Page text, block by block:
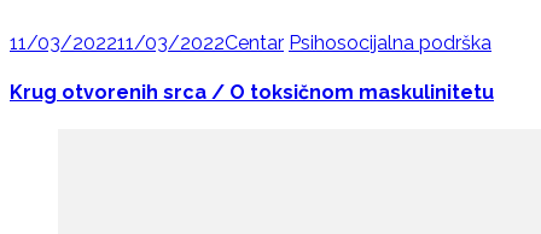
11/03/202211/03/2022Centar Psihosocijalna podrška
Krug otvorenih srca / O toksičnom maskulinitetu